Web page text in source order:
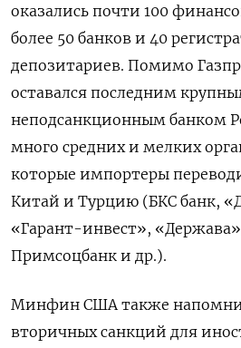
оказались почти 100
более 50 банков и 40
депозитариев. Помимо
оставался последним
неподсанкционным банком
много средних и мелких
которые импортеры
Китай и Турцию (БКС банк,
«Гарант-инвест»,
Примсоцбанк и др.).
Минфин США также
вторичных санкций для